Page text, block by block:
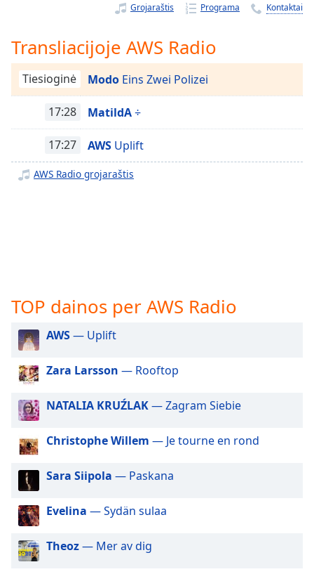
Chapters
Chapters
Descriptions
descriptions
selected
dialog
off
selected
Audio
Track
Picture-
Picture
Fullscreen
This
modal
window.
Beginning
Grojaraštis Programa Kontaktai
Transliacijoje AWS Radio
Tiesioginė Modo Eins Zwei Polizei
17:28 MatildA÷
17:27 AWS Uplift
AWS Radio grojaraštis
TOP dainos per AWS Radio
AWS— Uplift
Zara Larsson — Rooftop
NATALIA KRUŹLAK— Zagram Siebie
Christophe Willem — Je tourne en rond
Sara Siipola — Paskana
Evelina — Sydän sulaa
Theoz— Mer av dig